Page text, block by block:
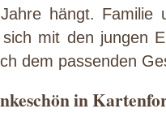
hängt. Familie
mit den jungen
dem passenden
in